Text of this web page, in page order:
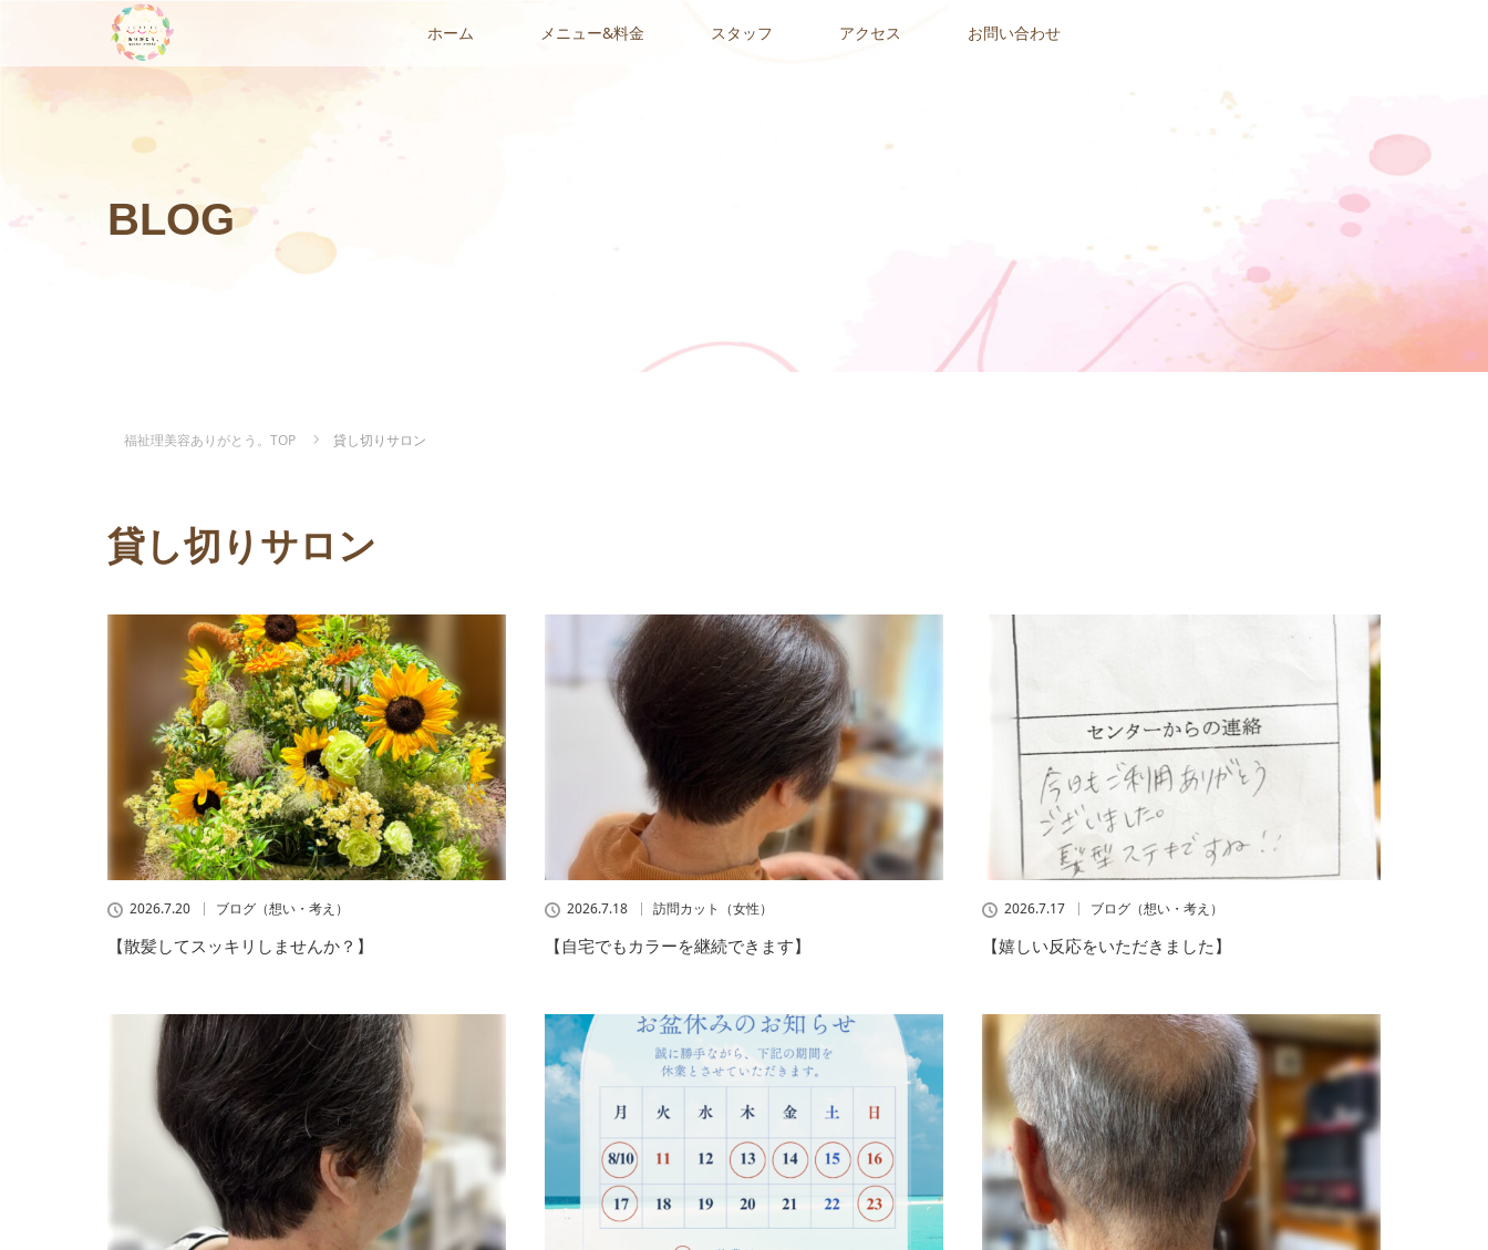
ホーム メニュー&料金 スタッフ アクセス お問い合わせ
BLOG
福祉理美容ありがとう。TOP 貸し切りサロン
貸し切りサロン
2026.7.20 ブログ（想い・考え）
【散髪してスッキリしませんか？】
2026.7.18 訪問カット（女性）
【自宅でもカラーを継続できます】
2026.7.17 ブログ（想い・考え）
【嬉しい反応をいただきました】